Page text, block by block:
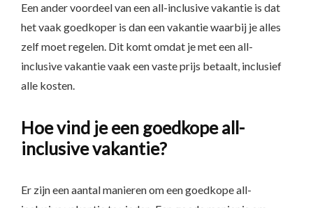
Een ander voordeel van een all-inclusive vakantie is dat
het vaak goedkoper is dan een vakantie waarbij je alles
zelf moet regelen. Dit komt omdat je met een all-
inclusive vakantie vaak een vaste prijs betaalt, inclusief
alle kosten.
Hoe vind je een goedkope all-
inclusive vakantie?
Er zijn een aantal manieren om een goedkope all-